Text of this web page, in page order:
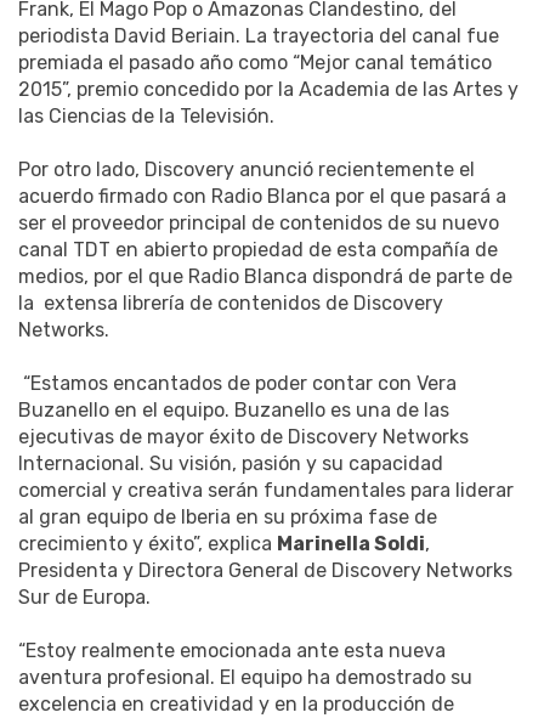
Frank, El Mago Pop o Amazonas Clandestino, del
periodista David Beriain. La trayectoria del canal fue
premiada el pasado año como “Mejor canal temático
2015”, premio concedido por la Academia de las Artes y
las Ciencias de la Televisión.
Por otro lado, Discovery anunció recientemente el
acuerdo firmado con Radio Blanca por el que pasará a
ser el proveedor principal de contenidos de su nuevo
canal TDT en abierto propiedad de esta compañía de
medios, por el que Radio Blanca dispondrá de parte de
la extensa librería de contenidos de Discovery
Networks.
“Estamos encantados de poder contar con Vera
Buzanello en el equipo. Buzanello es una de las
ejecutivas de mayor éxito de Discovery Networks
Internacional. Su visión, pasión y su capacidad
comercial y creativa serán fundamentales para liderar
al gran equipo de Iberia en su próxima fase de
crecimiento y éxito”, explica Marinella Soldi,
Presidenta y Directora General de Discovery Networks
Sur de Europa.
“Estoy realmente emocionada ante esta nueva
aventura profesional. El equipo ha demostrado su
excelencia en creatividad y en la producción de